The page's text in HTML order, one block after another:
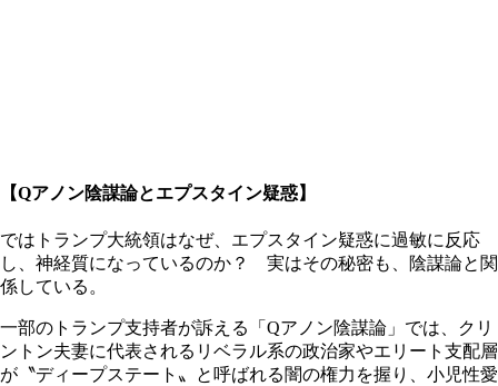
【Qアノン陰謀論とエプスタイン疑惑】
ではトランプ大統領はなぜ、エプスタイン疑惑に過敏に反応
し、神経質になっているのか？ 実はその秘密も、陰謀論と関
係している。
一部のトランプ支持者が訴える「Qアノン陰謀論」では、クリ
ントン夫妻に代表されるリベラル系の政治家やエリート支配層
が〝ディープステート〟と呼ばれる闇の権力を握り、小児性愛